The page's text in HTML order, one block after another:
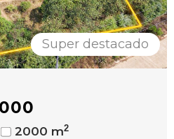
Super destacado
2000 m2